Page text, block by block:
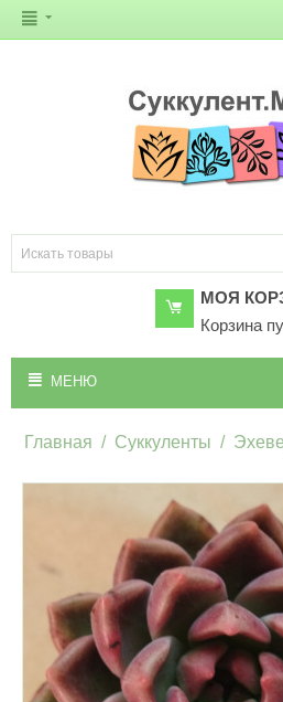
МОЯ
Корзина
МЕНЮ
Главная / Суккуленты /